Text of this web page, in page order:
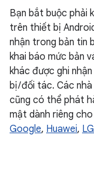
Bạn bắt buộc phải
trên thiết bị
nhận trong bản tin
khai báo mức bản
khác được ghi
bị / đối tác. Các
cũng có thể phát
mật dành riêng
Google, Huawei,